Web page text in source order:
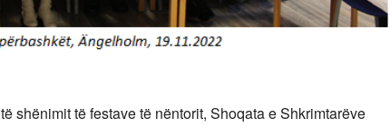
shënimit të festave të nëntorit, Shoqata e Shkrimtarëve